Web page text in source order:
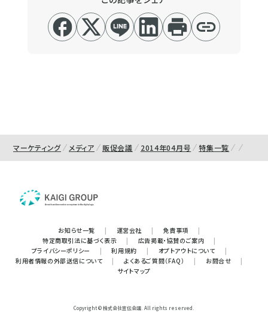
マーケティング メディア 販促会議 2014年04月号 特集一覧
お知らせ一覧 | 運営会社 | 免責事項
|
特定商取引法に基づく表示
| 広告掲載・協賛のご案内
|
プライバシーポリシー
| 利用規約 | オプトアウトについて
|
利用者情報の外部送信について
| よくあるご質問（FAQ） | お問合せ
|
サイトマップ
Copyright © 株式会社宣伝会議. All rights reserved.